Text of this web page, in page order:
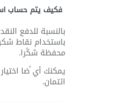
فكيف يتم حساب
بالنسبة للدفع
باستخدام نقاط
محفظة شكًرا.
يمكنك أي ًضا
ائتمان.